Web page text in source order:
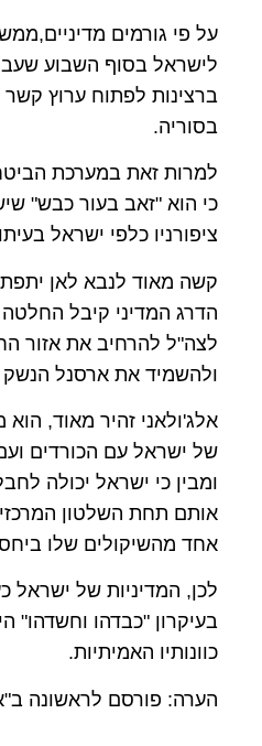
על פי גורמים
לישראל בסוף השבוע
ברצינות לפתוח ערוץ
בסוריה.
למרות זאת במערכת
כי הוא "זאב בעור כבש"
ציפורניו כלפי ישראל
קשה מאוד לנבא לאן
הדרג המדיני קיבל
לצה"ל להרחיב את אזור
ולהשמיד את ארסנל
אלג'ולאני זהיר מאוד,
של ישראל עם הכורדים
ומבין כי ישראל יכולה
אותם תחת השלטון
אחד מהשיקולים שלו
לכן, המדיניות של ישראל
בעיקרון "כבדהו וחשדהו"
כוונותיו האמיתיות.
הערה: פורסם לראשונה